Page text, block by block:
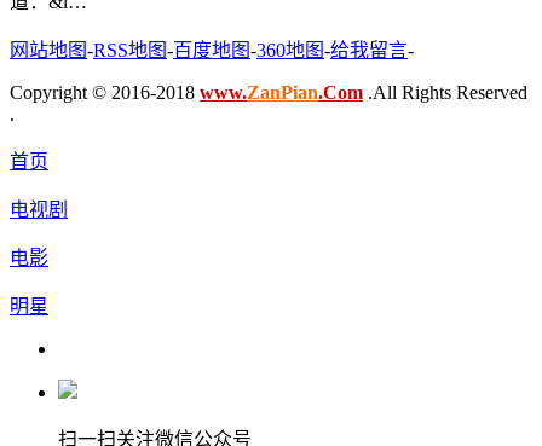
网站地图-RSS地图-百度地图-360地图-给我留言-
Copyright © 2016-2018 www.ZanPian.Com .All Rights Reserved
.
首页
电视剧
电影
明星
扫一扫关注微信公众号